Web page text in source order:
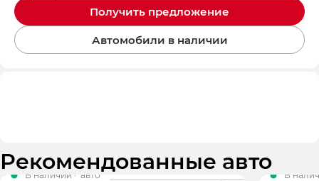
Получить предложение
Автомобили в наличии
Рекомендованные авто
В наличии · авто В